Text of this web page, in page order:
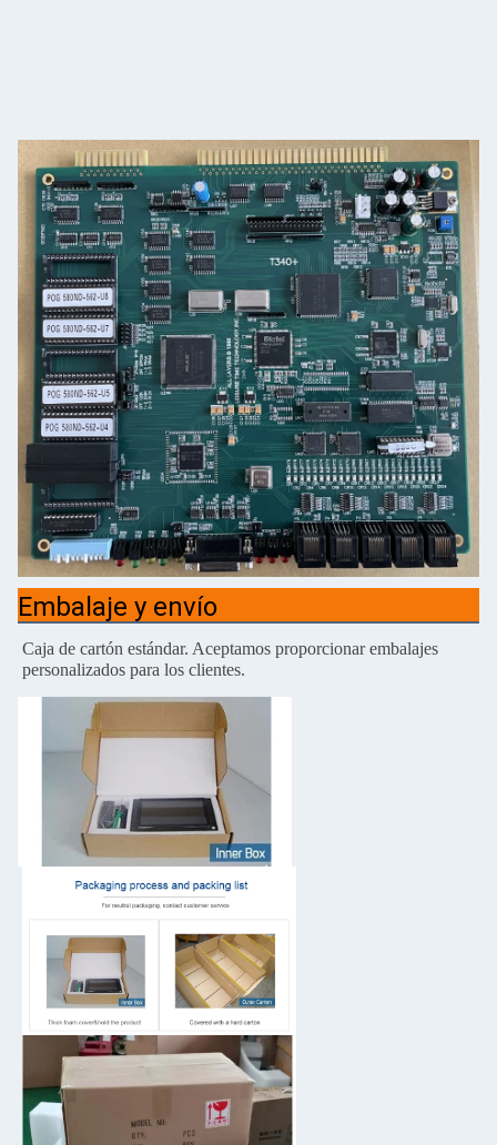
Embalaje y envío
Caja de cartón estándar. Aceptamos proporcionar embalajes
personalizados para los clientes.